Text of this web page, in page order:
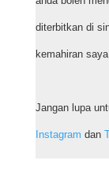
diterbitkan di
kemahiran
Jangan lupa
Instagram dan